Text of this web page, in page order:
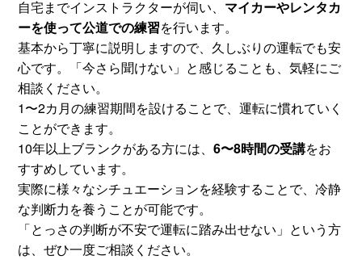
自宅までインストラクターが伺い、 マイカーやレンタカ
ーを使って公道での練習を行います。
基本から丁寧に説明しますので、久しぶりの運転でも安
心です。「今さら聞けない」と感じることも、気軽にご
相談ください。
1〜2カ月の練習期間を設けることで、運転に慣れていく
ことができます。
10年以上ブランクがある方には、6〜8時間の受講をお
すすめしています。
実際に様々なシチュエーションを経験することで、冷静
な判断力を養うことが可能です。
「とっさの判断が不安で運転に踏み出せない」という方
は、ぜひ一度ご相談ください。